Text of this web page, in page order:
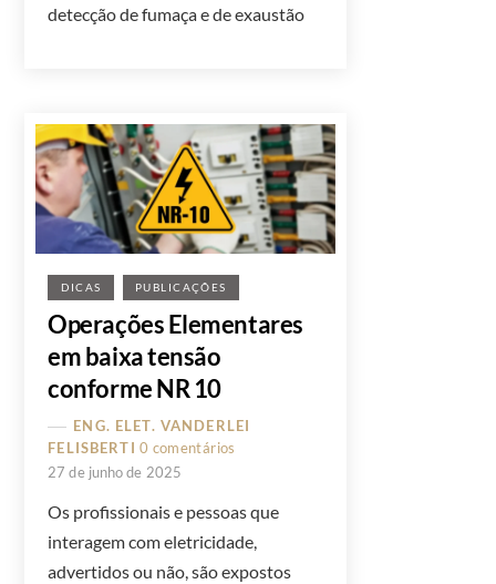
detecção de fumaça e de exaustão
DICAS PUBLICAÇÕES
Operações Elementares
em baixa tensão
conforme NR 10
ENG. ELET. VANDERLEI
FELISBERTI 0 comentários
27 de junho de 2025
Os profissionais e pessoas que
interagem com eletricidade,
advertidos ou não, são expostos